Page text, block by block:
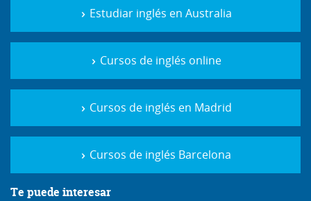
Estudiar inglés en Australia
Cursos de inglés online
Cursos de inglés en Madrid
Cursos de inglés Barcelona
Te puede interesar